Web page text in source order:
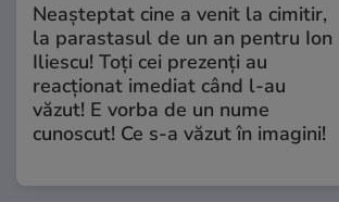
Neașteptat cine a venit la cimitir,
la parastasul de un an pentru Ion
Iliescu! Toți cei prezenți au
reacționat imediat când l-au
văzut! E vorba de un nume
cunoscut! Ce s-a văzut în imagini!